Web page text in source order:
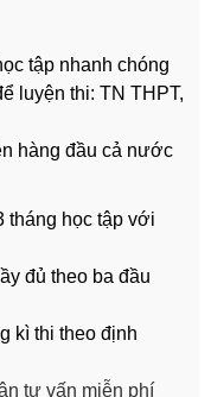
tập nhanh chóng
luyện thi: TN THPT,
hàng đầu cả nước
tháng học tập với
đủ theo ba đầu
kì thi theo định
tư vấn miễn phí